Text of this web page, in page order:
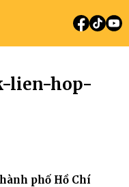
lien-hop-
phố Hồ Chí